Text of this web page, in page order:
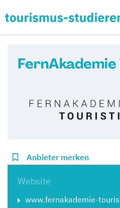
Anbieter merken
Website
www.fernakademie-